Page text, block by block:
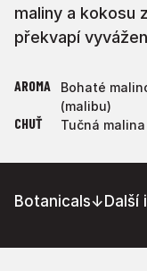
maliny a kokosu
překvapí
AROMA
Bohaté
(malibu)
CHUŤ Tučná
Botanicals↓ Další